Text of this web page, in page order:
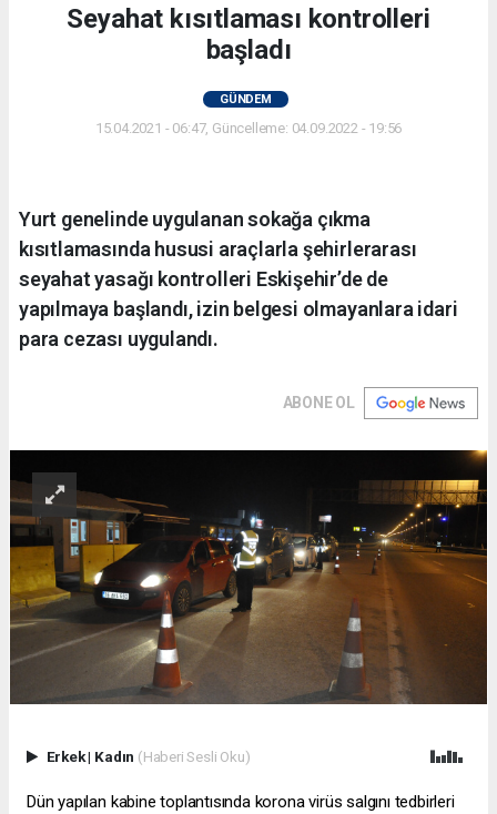
Seyahat kısıtlaması kontrolleri
başladı
GÜNDEM
15.04.2021 - 06:47, Güncelleme: 04.09.2022 - 19:56
Yurt genelinde uygulanan sokağa çıkma
kısıtlamasında hususi araçlarla şehirlerarası
seyahat yasağı kontrolleri Eskişehir’de de
yapılmaya başlandı, izin belgesi olmayanlara idari
para cezası uygulandı.
ABONE OL
Erkek| Kadın (Haberi Sesli Oku)
Dün yapılan kabine toplantısında korona virüs salgını tedbirleri